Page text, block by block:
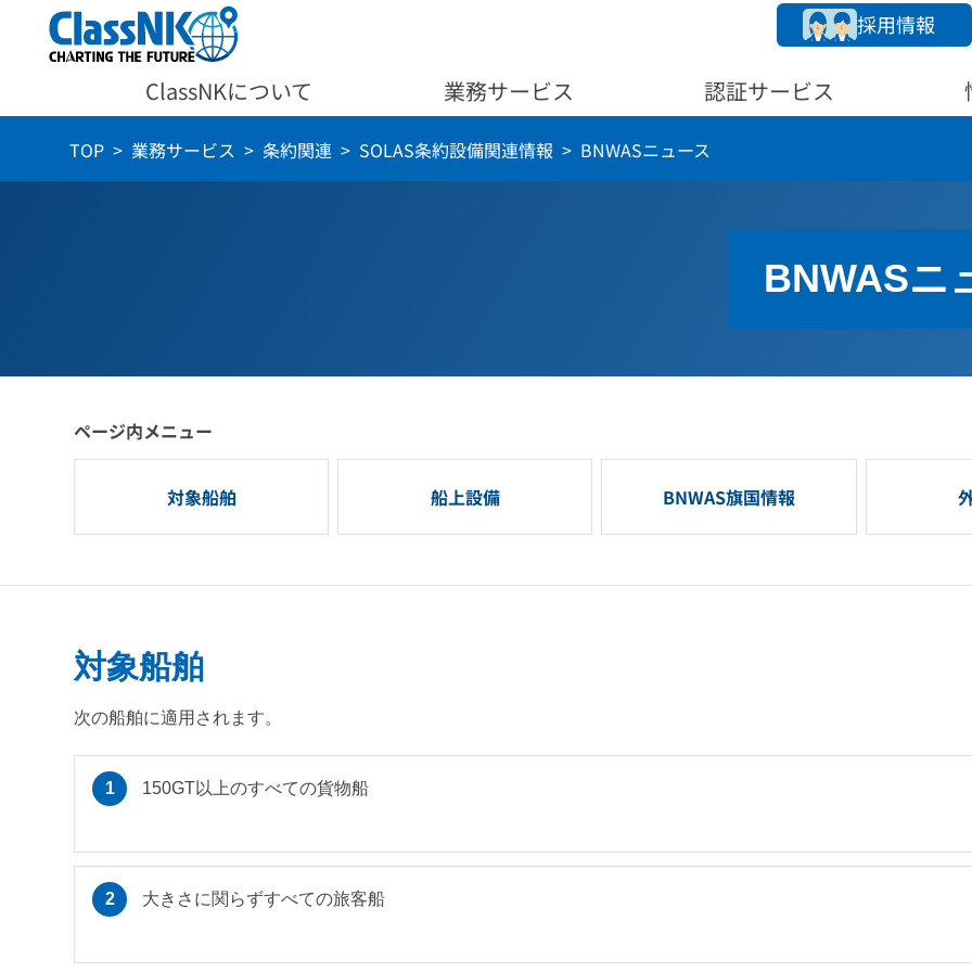
採用情報
ClassNKについて 業務サービス 認証サービス
TOP 業務サービス 条約関連 SOLAS条約設備関連情報 BNWASニュース
BNWASニ
ページ内メニュー
対象船舶 船上設備 BNWAS旗国情報
対象船舶
次の船舶に適用されます。
150GT以上のすべての貨物船
大きさに関らずすべての旅客船